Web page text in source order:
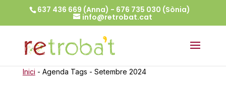
637 436 669 (Anna) - 676 735 030 (Sònia)
info@retrobat.cat
Inici - Agenda Tags - Setembre 2024